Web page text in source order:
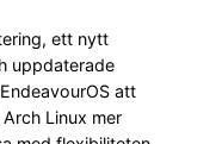
ett nytt
uppdaterade
att
Linux mer